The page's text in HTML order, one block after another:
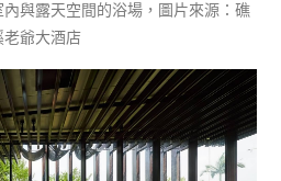
與露天空間的浴場，圖片來源：礁
老爺大酒店